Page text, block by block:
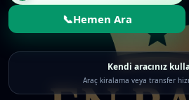
📞Hemen Ara
Kendi aracınız
Araç kiralama veya transfer